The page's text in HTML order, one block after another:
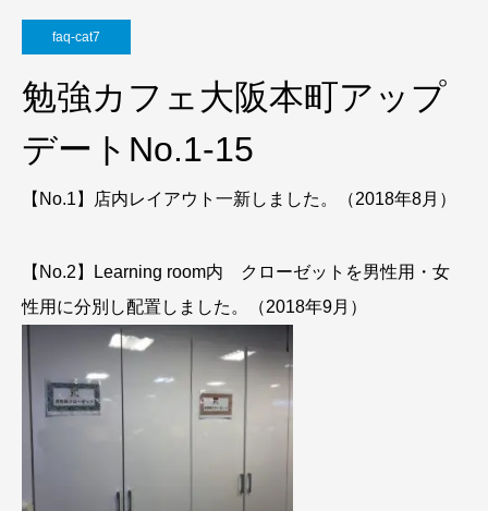
faq-cat7
勉強カフェ大阪本町アップ
デートNo.1-15
【No.1】店内レイアウト一新しました。（2018年8月）
【No.2】Learning room内 クローゼットを男性用・女
性用に分別し配置しました。（2018年9月）